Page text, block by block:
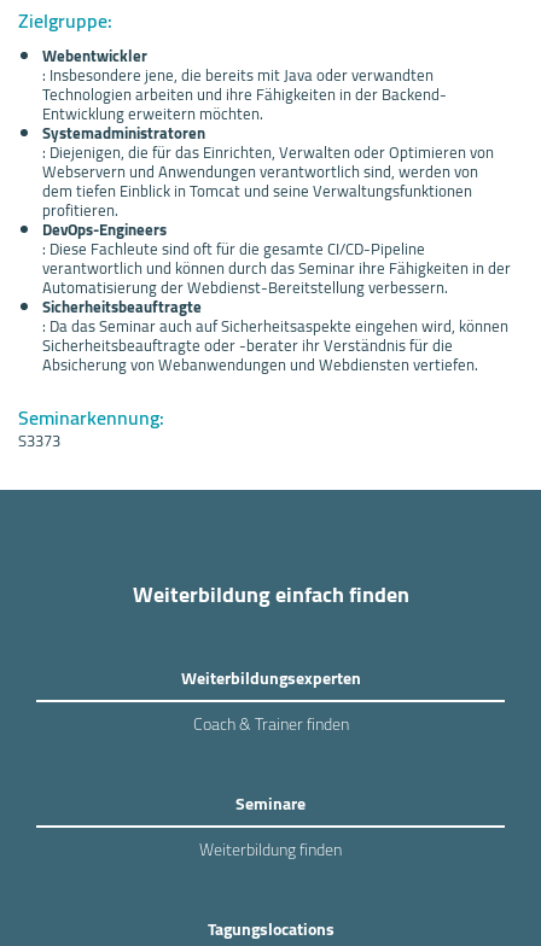
Zielgruppe:
Webentwickler
: Insbesondere jene, die bereits mit Java oder verwandten
Technologien arbeiten und ihre Fähigkeiten in der Backend-
Entwicklung erweitern möchten.
Systemadministratoren
: Diejenigen, die für das Einrichten, Verwalten oder Optimieren von
Webservern und Anwendungen verantwortlich sind, werden von
dem tiefen Einblick in Tomcat und seine Verwaltungsfunktionen
profitieren.
DevOps-Engineers
: Diese Fachleute sind oft für die gesamte CI/CD-Pipeline
verantwortlich und können durch das Seminar ihre Fähigkeiten in der
Automatisierung der Webdienst-Bereitstellung verbessern.
Sicherheitsbeauftragte
: Da das Seminar auch auf Sicherheitsaspekte eingehen wird, können
Sicherheitsbeauftragte oder -berater ihr Verständnis für die
Absicherung von Webanwendungen und Webdiensten vertiefen.
Seminarkennung:
S3373
Weiterbildung einfach finden
Weiterbildungsexperten
Coach & Trainer finden
Seminare
Weiterbildung finden
Tagungslocations